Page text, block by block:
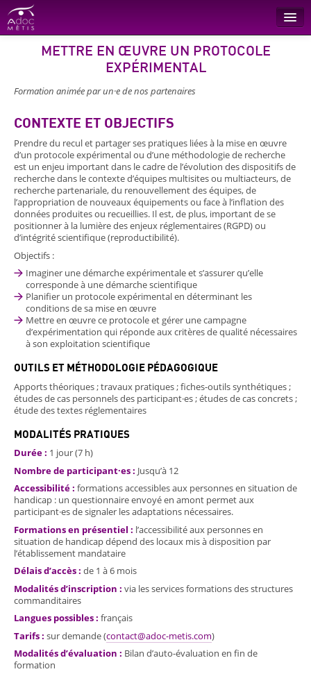
Recherche
Conseil
L’entreprise
Références
Contact
METTRE EN ŒUVRE UN PROTOCOLE
EXPÉRIMENTAL
Formation animée par un·e de nos partenaires
CONTEXTE ET OBJECTIFS
Prendre du recul et partager ses pratiques liées à la mise en œuvre
d’un protocole expérimental ou d’une méthodologie de recherche
est un enjeu important dans le cadre de l’évolution des dispositifs de
recherche dans le contexte d’équipes multisites ou multiacteurs, de
recherche partenariale, du renouvellement des équipes, de
l’appropriation de nouveaux équipements ou face à l’inflation des
données produites ou recueillies. Il est, de plus, important de se
positionner à la lumière des enjeux réglementaires (RGPD) ou
d’intégrité scientifique (reproductibilité).
Objectifs :
Imaginer une démarche expérimentale et s’assurer qu’elle
corresponde à une démarche scientifique
Planifier un protocole expérimental en déterminant les
conditions de sa mise en œuvre
Mettre en œuvre ce protocole et gérer une campagne
d’expérimentation qui réponde aux critères de qualité nécessaires
à son exploitation scientifique
OUTILS ET MÉTHODOLOGIE PÉDAGOGIQUE
Apports théoriques ; travaux pratiques ; fiches-outils synthétiques ;
études de cas personnels des participant·es ; études de cas concrets ;
étude des textes réglementaires
MODALITÉS PRATIQUES
Durée : 1 jour (7 h)
Nombre de participant·es : Jusqu’à 12
Accessibilité : formations accessibles aux personnes en situation de
handicap : un questionnaire envoyé en amont permet aux
participant·es de signaler les adaptations nécessaires.
Formations en présentiel : l’accessibilité aux personnes en
situation de handicap dépend des locaux mis à disposition par
l’établissement mandataire
Délais d’accès : de 1 à 6 mois
Modalités d’inscription : via les services formations des structures
commanditaires
Langues possibles : français
Tarifs : sur demande (contact@adoc-metis.com)
Modalités d’évaluation : Bilan d’auto-évaluation en fin de
formation